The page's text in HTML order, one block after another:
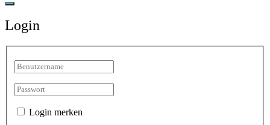
Login
Login merken